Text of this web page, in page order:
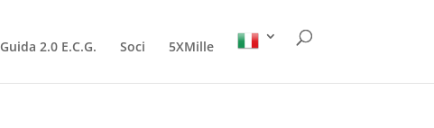
Guida 2.0 E.C.G. Soci 5XMille